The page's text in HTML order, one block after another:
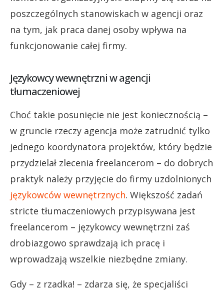
poszczególnych stanowiskach w agencji oraz
na tym, jak praca danej osoby wpływa na
funkcjonowanie całej firmy.
Językowcy wewnętrzni w agencji
tłumaczeniowej
Choć takie posunięcie nie jest koniecznością –
w gruncie rzeczy agencja może zatrudnić tylko
jednego koordynatora projektów, który będzie
przydzielał zlecenia freelancerom – do dobrych
praktyk należy przyjęcie do firmy uzdolnionych
językowców wewnętrznych. Większość zadań
stricte tłumaczeniowych przypisywana jest
freelancerom – językowcy wewnętrzni zaś
drobiazgowo sprawdzają ich pracę i
wprowadzają wszelkie niezbędne zmiany.
Gdy – z rzadka! – zdarza się, że specjaliści